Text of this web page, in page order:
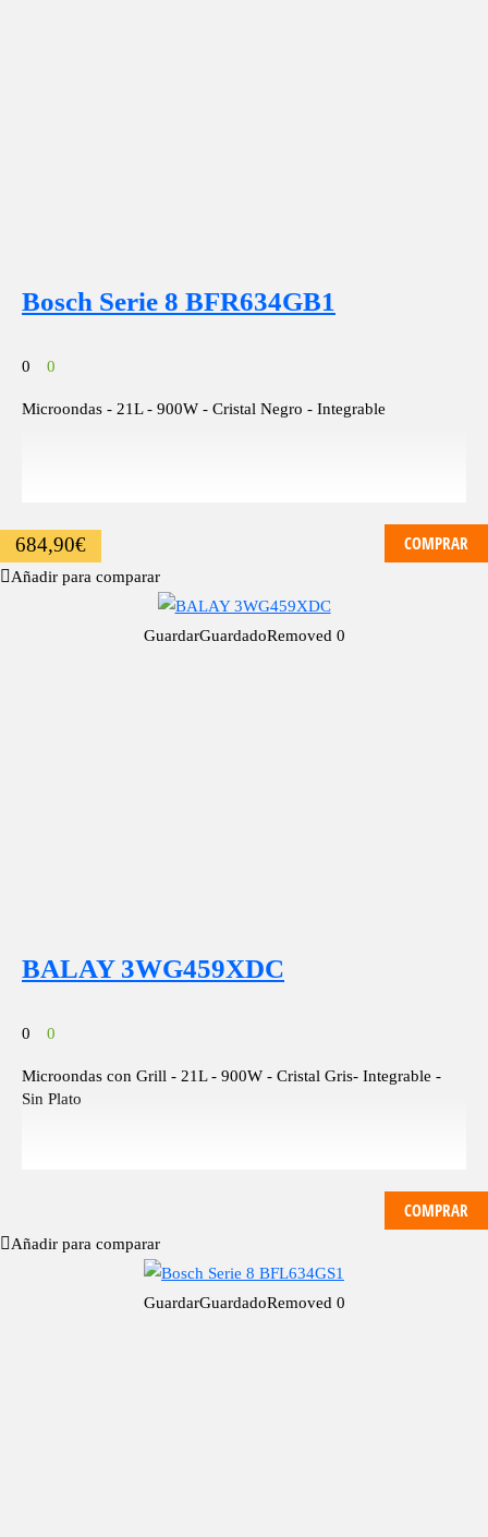
Bosch Serie 8 BFR634GB1
0 0
Microondas - 21L - 900W - Cristal Negro - Integrable
684,90€ COMPRAR
Añadir para comparar
GuardarGuardadoRemoved 0
BALAY 3WG459XDC
0 0
Microondas con Grill - 21L - 900W - Cristal Gris- Integrable -
Sin Plato
COMPRAR
Añadir para comparar
GuardarGuardadoRemoved 0